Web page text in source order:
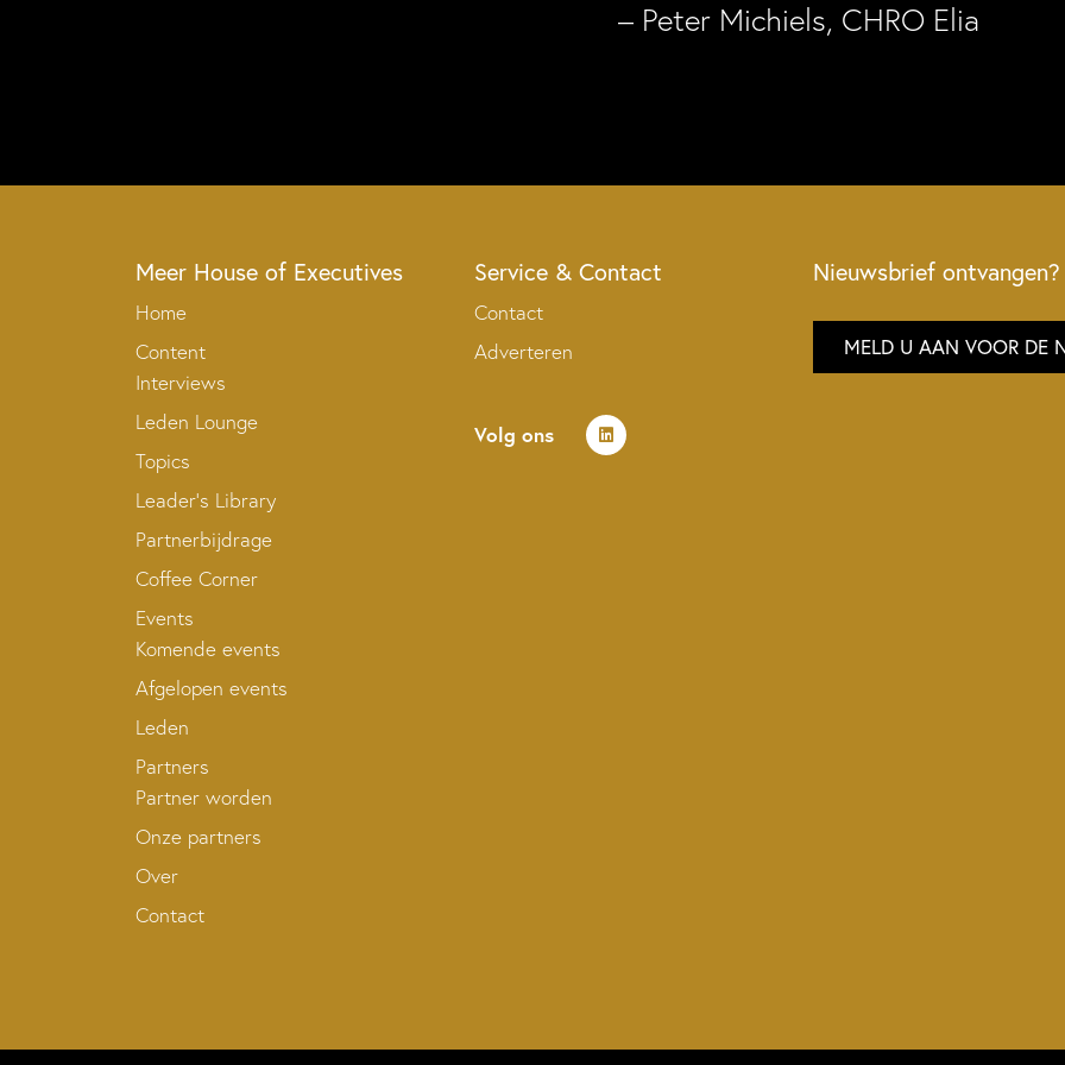
– Peter Michiels, CHRO Elia
Meer House of Executives
Home
Content
Interviews
Leden Lounge
Topics
Leader’s Library
Partnerbijdrage
Coffee Corner
Events
Komende events
Afgelopen events
Leden
Partners
Partner worden
Onze partners
Over
Contact
Service & Contact
Contact
Adverteren
Volg ons
Nieuwsbrief ontvangen?
MELD U AAN VOOR DE